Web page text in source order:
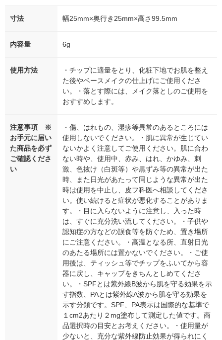
寸法 幅25mm×奥行き25mm×高さ99.5mm
内容量 6g
使用方法
・チップに適量をとり、化粧下地でお肌を整え
た後やベースメイクの仕上げにご使用くださ
い。・落とす際には、メイク落としのご使用を
おすすめします。
注意事項 ※
お手元に届い
た商品を必ず
ご確認くださ
い
・傷、はれもの、湿疹等異常のあるところには
使用しないでください。・肌に異常が生じてい
ないかよく注意してご使用ください。肌に合わ
ない時や、使用中、赤み、はれ、かゆみ、刺
激、色抜け（白斑等）や黒ずみ等の異常が出た
時、また日光があたって同じような異常が出た
時は使用を中止し、皮フ科医へ相談してくださ
い。使い続けると症状が悪化することがありま
す。・目に入らないように注意し、入った時
は、すぐに充分洗い流してください。・子供や
認知症の方などの誤食等を防ぐため、置き場所
にご注意ください。・高温となる所、直射日光
のあたる場所には置かないでください。・ご使
用後は、ティッシュ等でチップをふいてから容
器に戻し、キャップをきちんとしめてくださ
い。・SPFとは紫外線B波から肌を守る効果を示
す指数、PAとは紫外線A波から肌を守る効果を
示す分類です。SPF、PA表示は国際的な基準で
１cm2あたり２mg塗布して測定した値です。商
品選択時の目安とお考えください。・使用量が
少ないと、充分な紫外線防止効果が得られにく